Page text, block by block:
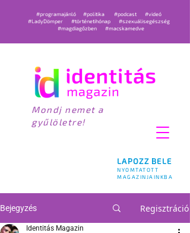
LAPOZZ BELE
NYOMTATOTT
MAGAZINJAINKBA
#programajánló #politika #podcast
#videó
#LadyDömper
#történetihónap
#szexuálisegészség
#magdiagőzben
#macskamedve
Mondj nemet a
gyűlöletre!
Bejegyzés Regisztráció
Identitás Magazin